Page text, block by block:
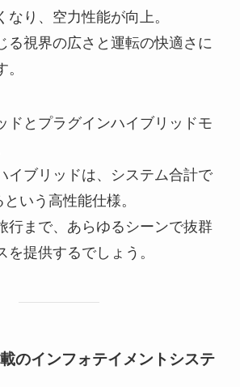
なり、空力性能が向上。
る視界の広さと運転の快適さに
ドとプラグインハイブリッドモ
イブリッドは、システム合計で
いう高性能仕様。
行まで、あらゆるシーンで抜群
を提供するでしょう。
のインフォテイメントシステ